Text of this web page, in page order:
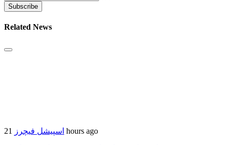
Related News
اسپیشل فیچرز 21 hours ago